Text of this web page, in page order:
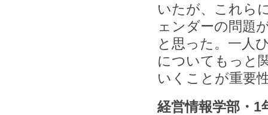
いたが、これら
ェンダーの問題
と思った。一人
についてもっと
いくことが重要
経営情報学部・1